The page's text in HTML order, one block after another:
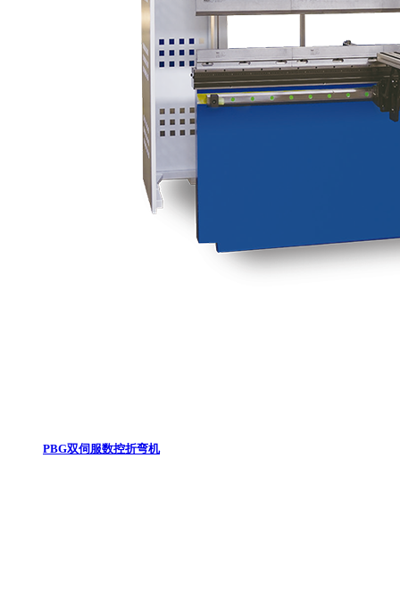
PBG双伺服数控折弯机